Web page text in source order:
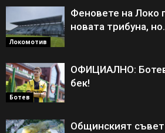
Локомотив
Феновете на Локо
новата трибуна,
Ботев
ОФИЦИАЛНО:
бек!
Общинският